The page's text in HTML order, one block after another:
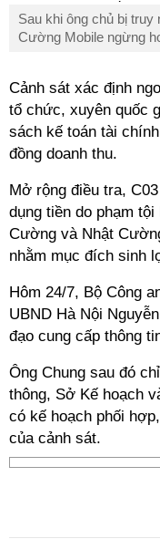
Sau khi ông chủ bị truy
Cường Mobile ngừng
Cảnh sát xác định
tổ chức, xuyên quốc
sách kế toán tài
đồng doanh thu.
Mở rộng điều tra, C03
dụng tiền do phạm
Cường và Nhật
nhằm mục đích sinh
Hôm 24/7, Bộ Công
UBND Hà Nội
đạo cung cấp thông
Ông Chung sau đó
thông, Sở Kế hoạch
có kế hoạch phối
của cảnh sát.